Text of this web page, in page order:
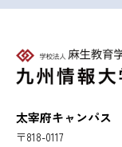
太宰府キャンパス
〒818-0117